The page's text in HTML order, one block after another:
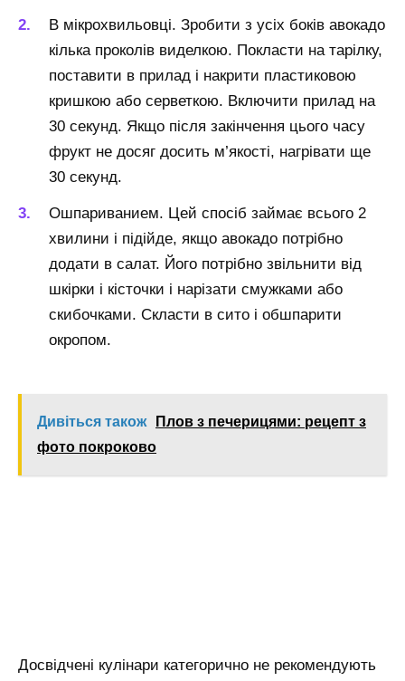
В мікрохвильовці. Зробити з усіх боків авокадо
кілька проколів виделкою. Покласти на тарілку,
поставити в прилад і накрити пластиковою
кришкою або серветкою. Включити прилад на
30 секунд. Якщо після закінчення цього часу
фрукт не досяг досить м’якості, нагрівати ще
30 секунд.
Ошпариванием. Цей спосіб займає всього 2
хвилини і підійде, якщо авокадо потрібно
додати в салат. Його потрібно звільнити від
шкірки і кісточки і нарізати смужками або
скибочками. Скласти в сито і обшпарити
окропом.
Дивіться також
Плов з печерицями: рецепт з
фото покроково
Досвідчені кулінари категорично не рекомендують